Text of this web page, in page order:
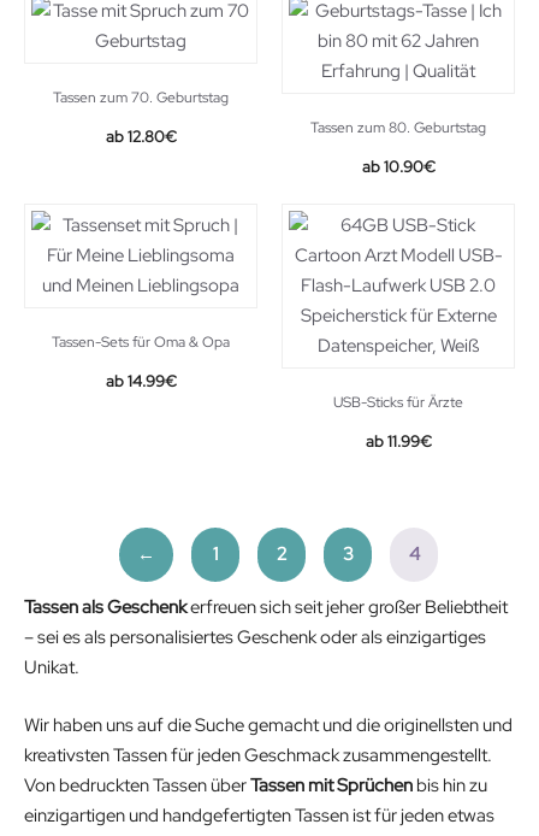
Tassen zum 70. Geburtstag
12.80€ Tassen zum 80. Geburtstag
Original
was:
10.90€Current
is:
Tassen-Sets für Oma & Opa
14.99€
USB-Sticks für Ärzte
11.99€
← 1 2 3 4
Tassen als Geschenkerfreuen sich seit jeher großer Beliebtheit
– sei es als personalisiertes Geschenk oder als einzigartiges
Unikat.
Wir haben uns auf die Suche gemacht und die originellsten und
kreativsten Tassen für jeden Geschmack zusammengestellt.
Von bedruckten Tassen überTassen mit Sprüchen bis hin zu
einzigartigen und handgefertigten Tassen ist für jeden etwas